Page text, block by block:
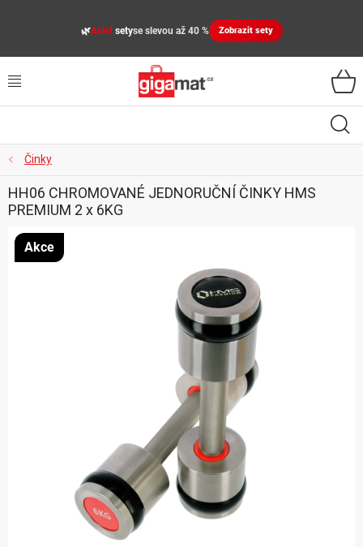
🌿Asistsetyse slevou až 40 % Zobrazit sety
ZAHRADA
DÍLNA
ÚLOŽNÉ BOXY, PLASTOVÉ REGÁLY, ORGANIZÉRY
Činky
HH06 CHROMOVANÉ JEDNORUČNÍ ČINKY HMS
PREMIUM 2 x 6KG
Akce